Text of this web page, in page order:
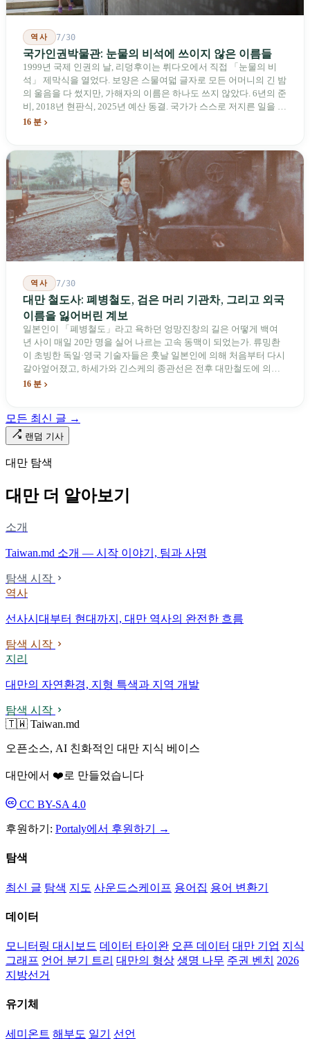
역사 7/30
국가인권박물관: 눈물의 비석에 쓰이지 않은 이름들
1999년 국제 인권의 날, 리덩후이는 뤼다오에서 직접 「눈물의 비
석」 제막식을 열었다. 보양은 스물여덟 글자로 모든 어머니의 긴 밤
의 울음을 다 썼지만, 가해자의 이름은 하나도 쓰지 않았다. 6년의 준
비, 2018년 현판식, 2025년 예산 동결. 국가가 스스로 저지른 일을 기
념하기 위해 스스로 세운 박물관. 계엄 해제 39년 동안 사법 재판을
16 분
역사 7/30
대만 철도사: 폐병철도, 검은 머리 기관차, 그리고 외국
이름을 잃어버린 계보
일본인이 「폐병철도」라고 욕하던 엉망진창의 길은 어떻게 백여
년 사이 매일 20만 명을 실어 나르는 고속 동맥이 되었는가. 류밍촨
이 초빙한 독일·영국 기술자들은 훗날 일본인에 의해 처음부터 다시
갈아엎어졌고, 하세가와 긴스케의 종관선은 전후 대만철도에 의해
이름과 번호가 바뀌었다. 세대마다 앞선 세대의 기록을 주석으로 밀
다. 마침내 푸유마·타로코 세대에 이르러서야 원주민 지명이 다시 철
로 위에 깔렸다.
16 분
모든 최신 글 →
랜덤 기사
대만 탐색
대만 더 알아보기
소개
Taiwan.md 소개 — 시작 이야기, 팀과 사명
탐색 시작
역사
선사시대부터 현대까지, 대만 역사의 완전한 흐름
탐색 시작
지리
대만의 자연환경, 지형 특색과 지역 개발
탐색 시작
🇹🇼 Taiwan.md
오픈소스, AI 친화적인 대만 지식 베이스
대만에서 ❤️로 만들었습니다
CC BY-SA 4.0
후원하기: Portaly에서 후원하기 →
탐색
최신 글 탐색 지도 사운드스케이프 용어집 용어 변환기
데이터
모니터링 대시보드 데이터 타이완 오픈 데이터 대만 기업 지식
그래프 언어 분기 트리 대만의 형상 생명 나무 주권 벤치
2026
지방선거
유기체
세미온트 해부도 일기 선언